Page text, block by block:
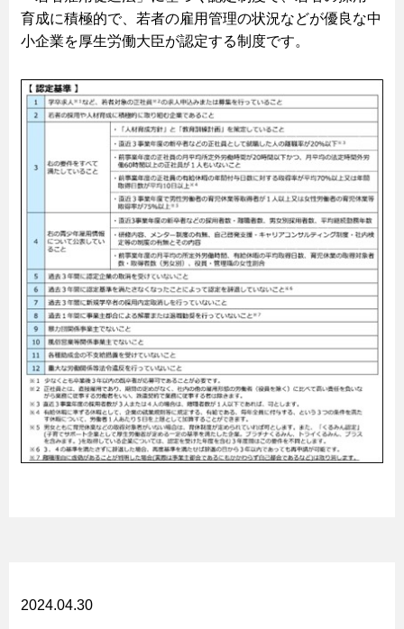
育成に積極的で、若者の雇用管理の状況などが優良な中
小企業を厚生労働大臣が認定する制度です。
2024.04.30